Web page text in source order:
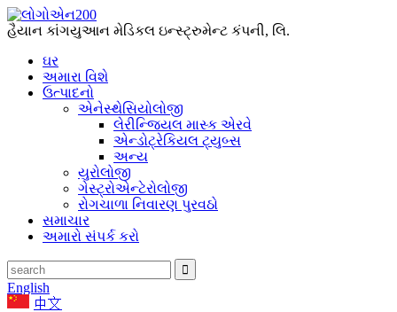
હૈયાન કાંગયુઆન મેડિકલ ઇન્સ્ટ્રુમેન્ટ કંપની, લિ.
ઘર
અમારા વિશે
ઉત્પાદનો
એનેસ્થેસિયોલોજી
લેરીન્જિયલ માસ્ક એરવે
એન્ડોટ્રેકિયલ ટ્યુબ્સ
અન્ય
યુરોલોજી
ગેસ્ટ્રોએન્ટેરોલોજી
રોગચાળા નિવારણ પુરવઠો
સમાચાર
અમારો સંપર્ક કરો
English
中文